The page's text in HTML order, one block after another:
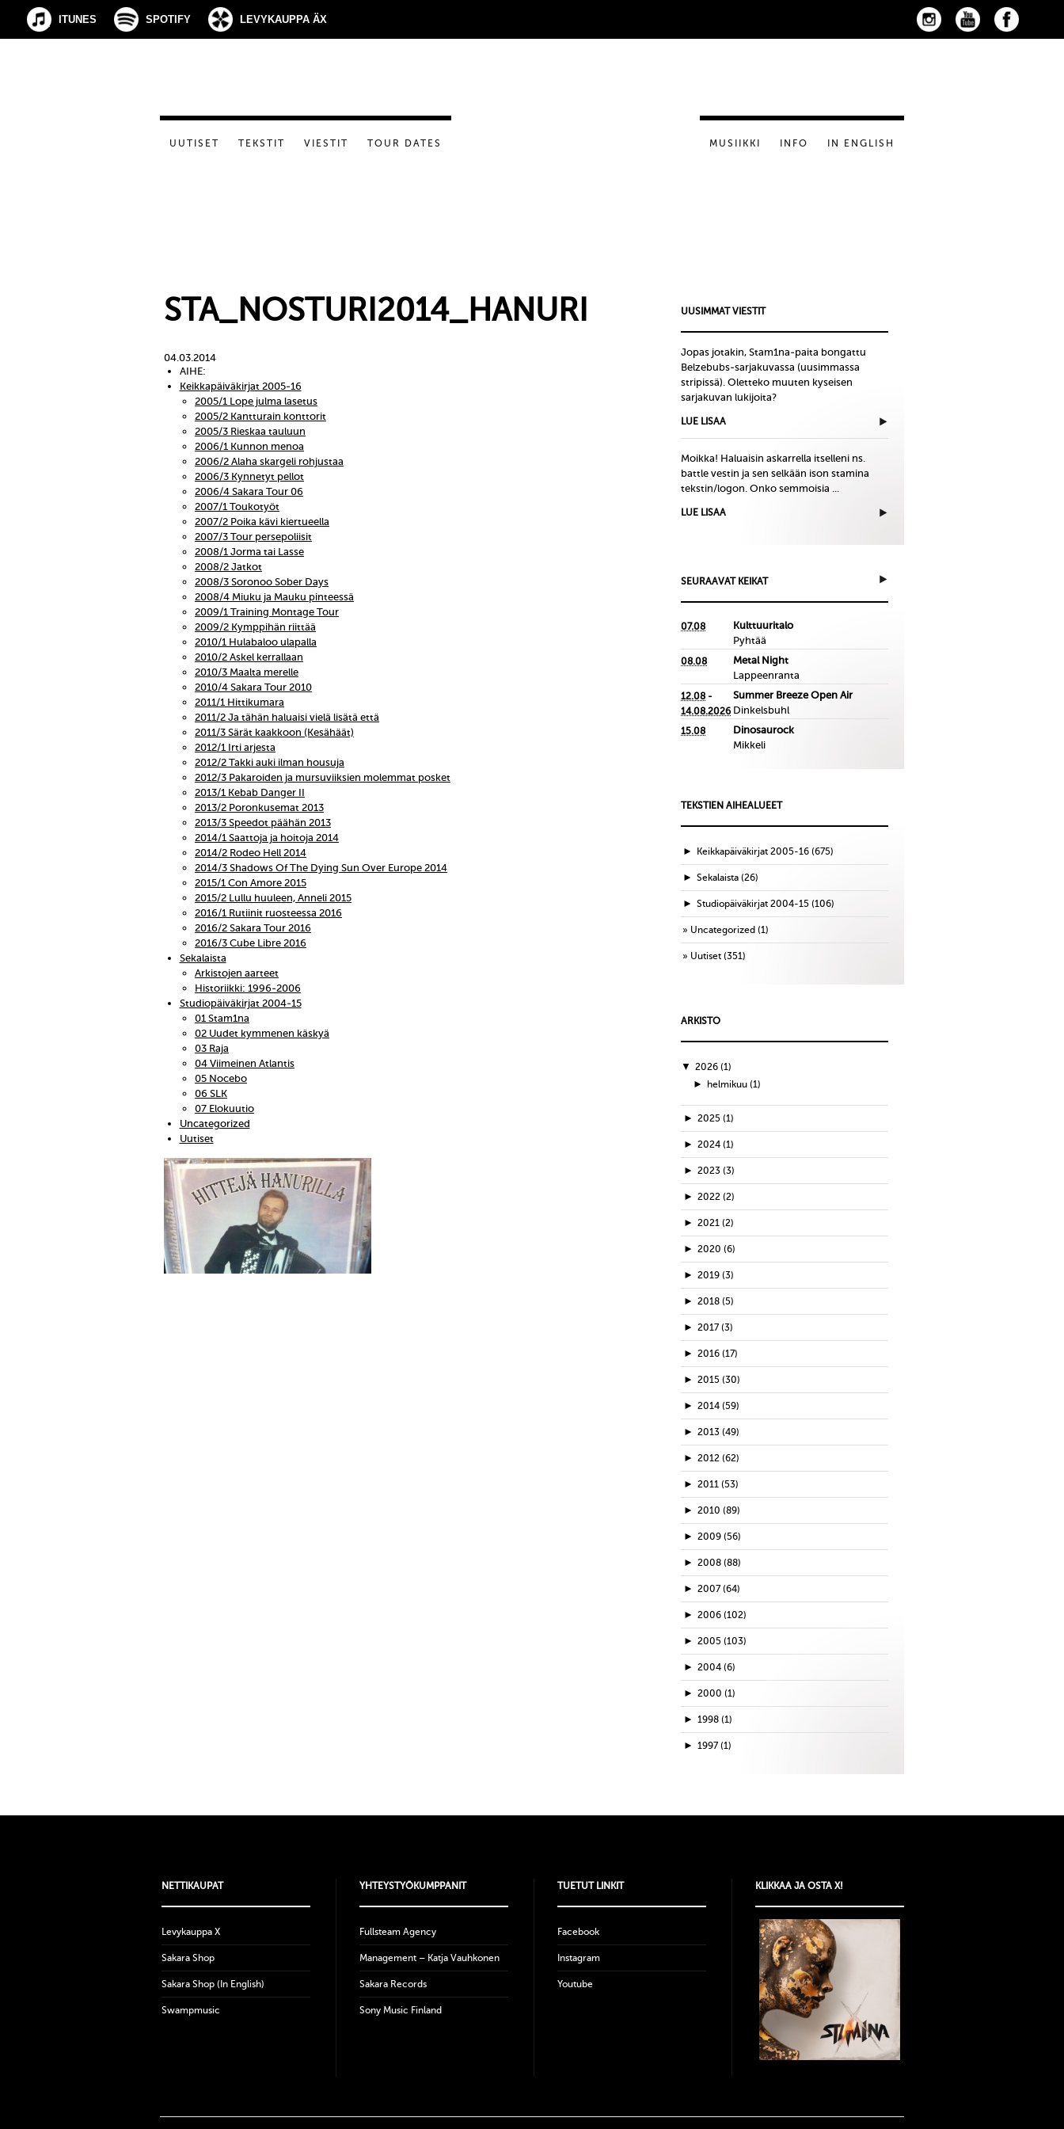
ITUNES SPOTIFY LEVYKAUPPA ÄX
UUTISET TEKSTIT VIESTIT TOUR DATES MUSIIKKI INFO IN ENGLISH
STA_NOSTURI2014_HANURI
04.03.2014
AIHE:
Keikkapäiväkirjat 2005-16
2005/1 Lope julma lasetus
2005/2 Kantturain konttorit
2005/3 Rieskaa tauluun
2006/1 Kunnon menoa
2006/2 Alaha skargeli rohjustaa
2006/3 Kynnetyt pellot
2006/4 Sakara Tour 06
2007/1 Toukotyöt
2007/2 Poika kävi kiertueella
2007/3 Tour persepoliisit
2008/1 Jorma tai Lasse
2008/2 Jatkot
2008/3 Soronoo Sober Days
2008/4 Miuku ja Mauku pinteessä
2009/1 Training Montage Tour
2009/2 Kymppihän riittää
2010/1 Hulabaloo ulapalla
2010/2 Askel kerrallaan
2010/3 Maalta merelle
2010/4 Sakara Tour 2010
2011/1 Hittikumara
2011/2 Ja tähän haluaisi vielä lisätä että
2011/3 Särät kaakkoon (Kesähäät)
2012/1 Irti arjesta
2012/2 Takki auki ilman housuja
2012/3 Pakaroiden ja mursuviiksien molemmat posket
2013/1 Kebab Danger II
2013/2 Poronkusemat 2013
2013/3 Speedot päähän 2013
2014/1 Saattoja ja hoitoja 2014
2014/2 Rodeo Hell 2014
2014/3 Shadows Of The Dying Sun Over Europe 2014
2015/1 Con Amore 2015
2015/2 Lullu huuleen, Anneli 2015
2016/1 Rutiinit ruosteessa 2016
2016/2 Sakara Tour 2016
2016/3 Cube Libre 2016
Sekalaista
Arkistojen aarteet
Historiikki: 1996-2006
Studiopäiväkirjat 2004-15
01 Stam1na
02 Uudet kymmenen käskyä
03 Raja
04 Viimeinen Atlantis
05 Nocebo
06 SLK
07 Elokuutio
Uncategorized
Uutiset
UUSIMMAT VIESTIT
Jopas jotakin, Stam1na-paita bongattu
Belzebubs-sarjakuvassa (uusimmassa
stripissä). Oletteko muuten kyseisen
sarjakuvan lukijoita?
LUE LISAA
Moikka! Haluaisin askarrella itselleni ns.
battle vestin ja sen selkään ison stamina
tekstin/logon. Onko semmoisia ...
LUE LISAA
SEURAAVAT KEIKAT
07.08
Kulttuuritalo
Pyhtää
08.08
Metal Night
Lappeenranta
12.08 -
14.08.2026
Summer Breeze Open Air
Dinkelsbuhl
15.08
Dinosaurock
Mikkeli
TEKSTIEN AIHEALUEET
► Keikkapäiväkirjat 2005-16 (675)
► Sekalaista (26)
► Studiopäiväkirjat 2004-15 (106)
Uncategorized (1)
Uutiset (351)
ARKISTO
▼ 2026 (1)
► helmikuu (1)
► 2025 (1)
► 2024 (1)
► 2023 (3)
► 2022 (2)
► 2021 (2)
► 2020 (6)
► 2019 (3)
► 2018 (5)
► 2017 (3)
► 2016 (17)
► 2015 (30)
► 2014 (59)
► 2013 (49)
► 2012 (62)
► 2011 (53)
► 2010 (89)
► 2009 (56)
► 2008 (88)
► 2007 (64)
► 2006 (102)
► 2005 (103)
► 2004 (6)
► 2000 (1)
► 1998 (1)
► 1997 (1)
NETTIKAUPAT
Levykauppa X
Sakara Shop
Sakara Shop (In English)
Swampmusic
YHTEYSTYÖKUMPPANIT
Fullsteam Agency
Management – Katja Vauhkonen
Sakara Records
Sony Music Finland
TUETUT LINKIT
Facebook
Instagram
Youtube
KLIKKAA JA OSTA X!